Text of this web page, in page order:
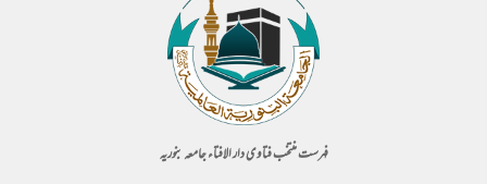
فہرست منتخب فتاوی دار الافتاء جامعہ بنوریہ